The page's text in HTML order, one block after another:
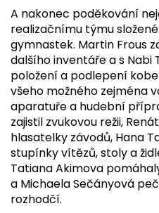
A nakonec poděkování
realizačnímu týmu
gymnastek. Martin Frous
dalšího inventáře a s
položení a podlepení
všeho možného zejména
aparatuře a hudební
zajistil zvukovou režii,
hlasatelky závodů, Hana
stupínky vítězů, stoly a
Tatiana Akimova
a Michaela Sečányová
rozhodčí.